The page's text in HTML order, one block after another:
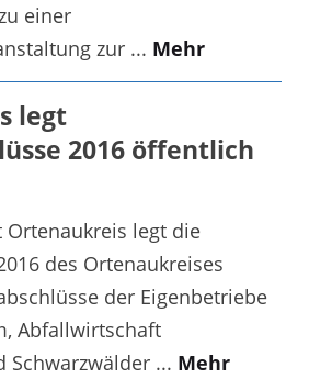
einer
zur ... Mehr
legt
2016 öffentlich
Ortenaukreis legt die
des Ortenaukreises
der Eigenbetriebe
Abfallwirtschaft
Schwarzwälder ... Mehr